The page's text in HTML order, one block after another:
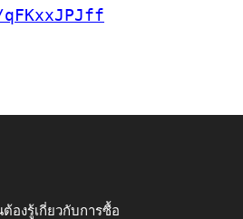
องรู้เกี่ยวกับการซื้อ